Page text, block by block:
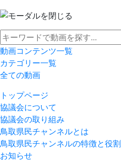
動画コンテンツ一覧
カテゴリー一覧
全ての動画
トップページ
協議会について
協議会の取り組み
鳥取県民チャンネルとは
鳥取県民チャンネルの特徴と役割
お知らせ